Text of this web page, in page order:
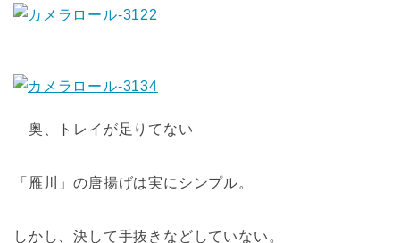
奥、トレイが足りてない
「雁川」の唐揚げは実にシンプル。
しかし、決して手抜きなどしていない。